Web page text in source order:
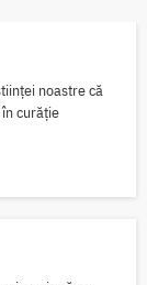
noastre că
curăție